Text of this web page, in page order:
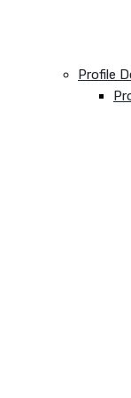
Profile